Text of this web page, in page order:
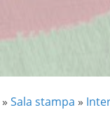
» Sala stampa »